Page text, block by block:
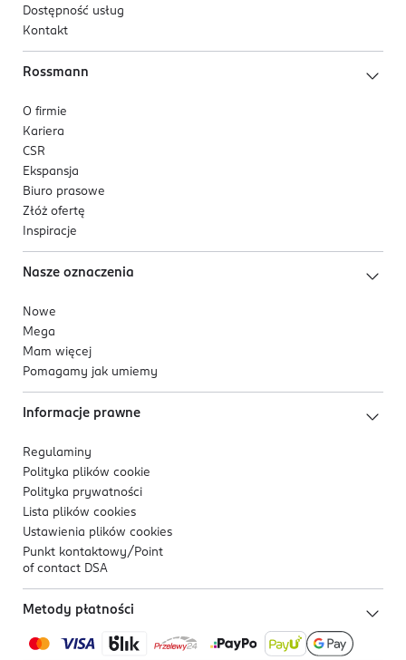
Dostępność usług
Kontakt
Rossmann
O firmie
Kariera
CSR
Ekspansja
Biuro prasowe
Złóż ofertę
Inspiracje
Nasze oznaczenia
Nowe
Mega
Mam więcej
Pomagamy jak umiemy
Informacje prawne
Regulaminy
Polityka plików cookie
Polityka prywatności
Lista plików cookies
Ustawienia plików cookies
Punkt kontaktowy/ Point
of contact DSA
Metody płatności